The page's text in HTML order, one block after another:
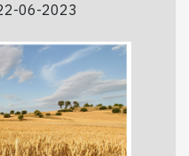
06-2023